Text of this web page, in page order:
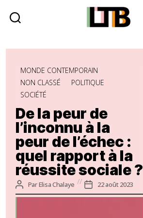
Tote
Catégories
MONDE CONTEMPORAIN
NON CLASSÉ
POLITIQUE
SOCIÉTÉ
De la peur de
l’inconnu à la
peur de l’échec :
quel rapport à la
réussite sociale ?
Auteur
de
ParElisa Chalaye
Date
de
22 août 2023